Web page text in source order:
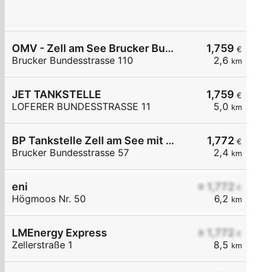
1,759 €
2,6 km
OMV - Zell am See Brucker Bundesstraße 110
Brucker Bundesstrasse 110
1,759 €
5,0 km
JET TANKSTELLE
LOFERER BUNDESSTRASSE 11
1,772 €
2,4 km
BP Tankstelle Zell am See mit Top Waschanlage
Brucker Bundesstrasse 57
≥ 1,772 €
6,2 km
eni
Högmoos Nr. 50
≥ 1,772 €
8,5 km
LMEnergy Express
Zellerstraße 1